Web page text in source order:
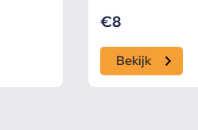
€8
Bekijk